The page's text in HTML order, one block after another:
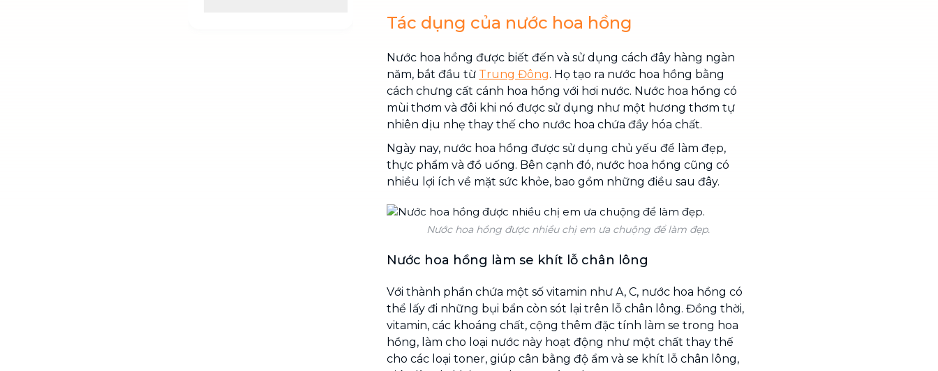
Tác dụng của nước hoa hồng
Nước hoa hồng được biết đến và sử dụng cách đây hàng ngàn
năm, bắt đầu từ Trung Đông. Họ tạo ra nước hoa hồng bằng
cách chưng cất cánh hoa hồng với hơi nước. Nước hoa hồng có
mùi thơm và đôi khi nó được sử dụng như một hương thơm tự
nhiên dịu nhẹ thay thế cho nước hoa chứa đầy hóa chất.
Ngày nay, nước hoa hồng được sử dụng chủ yếu để làm đẹp,
thực phẩm và đồ uống. Bên cạnh đó, nước hoa hồng cũng có
nhiều lợi ích về mặt sức khỏe, bao gồm những điều sau đây.
Nước hoa hồng được nhiều chị em ưa chuộng để làm đẹp.
Nước hoa hồng làm se khít lỗ chân lông
Với thành phần chứa một số vitamin như A, C, nước hoa hồng có
thể lấy đi những bụi bẩn còn sót lại trên lỗ chân lông. Đồng thời,
vitamin, các khoáng chất, cộng thêm đặc tính làm se trong hoa
hồng, làm cho loại nước này hoạt động như một chất thay thế
cho các loại toner, giúp cân bằng độ ẩm và se khít lỗ chân lông,